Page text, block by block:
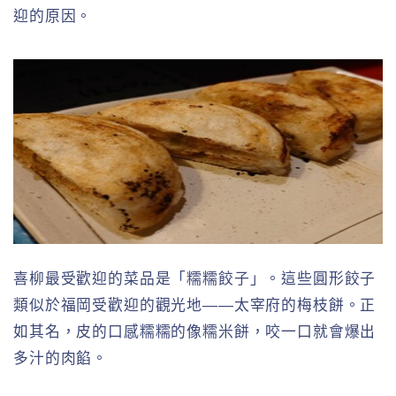
迎的原因。
喜柳最受歡迎的菜品是「糯糯餃子」。這些圓形餃子
類似於福岡受歡迎的觀光地——太宰府的梅枝餅。正
如其名，皮的口感糯糯的像糯米餅，咬一口就會爆出
多汁的肉餡。